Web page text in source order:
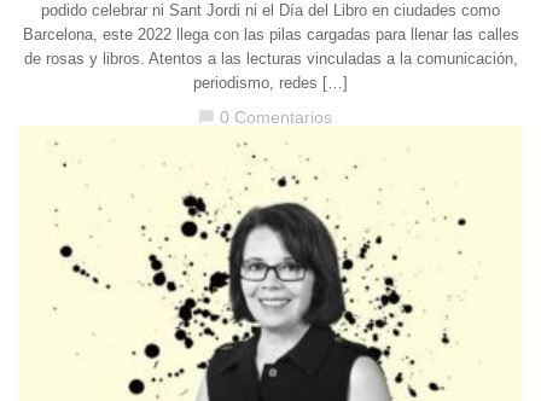
podido celebrar ni Sant Jordi ni el Día del Libro en ciudades como
Barcelona, este 2022 llega con las pilas cargadas para llenar las calles
de rosas y libros. Atentos a las lecturas vinculadas a la comunicación,
periodismo, redes […]
chat_bubble 0 Comentarios